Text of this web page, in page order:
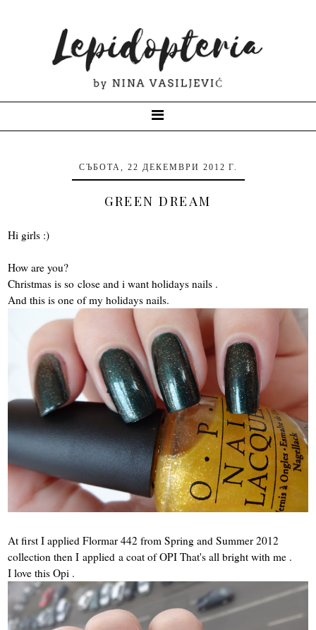
СЪБОТА, 22 ДЕКЕМВРИ 2012 Г.
GREEN DREAM
Hi girls :)
How are you?
Christmas is so close and i want holidays nails .
And this is one of my holidays nails.
At first I applied Flormar 442 from Spring and Summer 2012
collection then I applied a coat of OPI That's all bright with me .
I love this Opi .